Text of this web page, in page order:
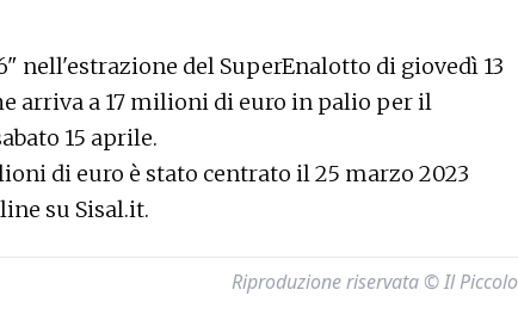
nell'estrazione del SuperEnalotto di giovedì 13
arriva a 17 milioni di euro in palio per il
15 aprile.
di euro è stato centrato il 25 marzo 2023
su Sisal.it.
Riproduzione riservata © Il Piccolo